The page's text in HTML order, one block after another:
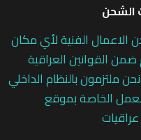
الشحن
الفنية لأي مكان
القوانين العراقية
ملتزمون بالنظام الداخلي
الخاصة بموقع